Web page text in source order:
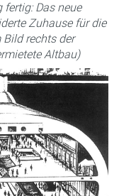
Das neue
Zuhause für die
Bild rechts der
Altbau)